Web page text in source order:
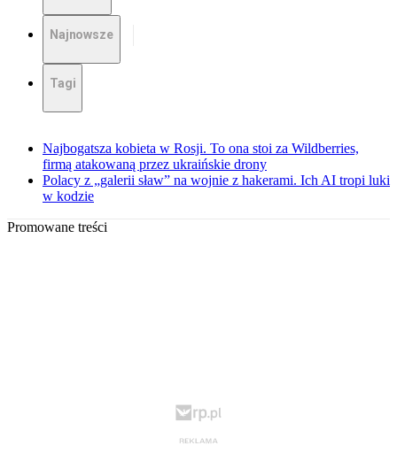
Najnowsze
Tagi
Najbogatsza kobieta w Rosji. To ona stoi za Wildberries,
firmą atakowaną przez ukraińskie drony
Polacy z „galerii sław” na wojnie z hakerami. Ich AI tropi luki
w kodzie
Promowane treści